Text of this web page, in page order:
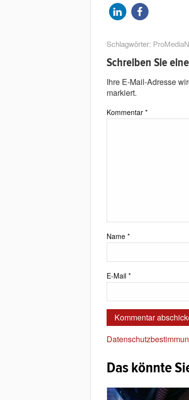
Schlagwörter:
Schreiben Sie
Ihre E-Mail-Adresse
markiert.
Kommentar *
Name *
E-Mail *
Das könnte